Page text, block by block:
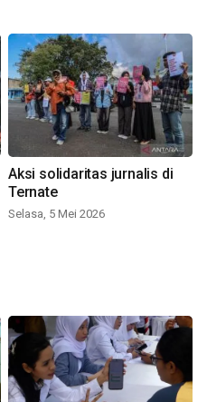
Aksi solidaritas jurnalis di
Ternate
Selasa, 5 Mei 2026